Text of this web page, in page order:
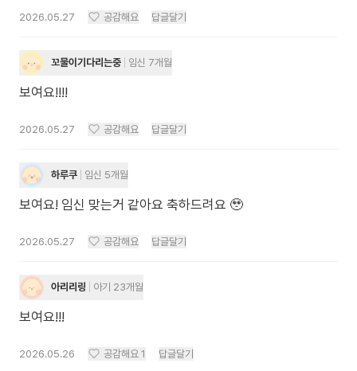
2026.05.27 공감해요 답글달기
꼬물이기다리는중 임신 7개월
보여요!!!!
2026.05.27 공감해요 답글달기
하루쿠 임신 5개월
보여요! 임신 맞는거 같아요 축하드려요 🥹
2026.05.27 공감해요 답글달기
아리리링 아기 23개월
보여요!!!
2026.05.26 공감해요 1 답글달기